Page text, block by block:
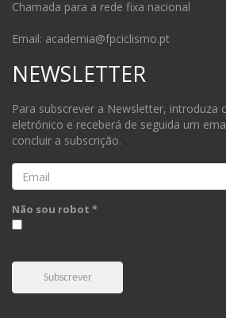
Chamada para a rede fixa nacional
Email: academia@fpciclismo.pt
NEWSLETTER
Para subscrever a Newsletter, introduza
eletrónico e receberá de seguida um
concluir a subscrição.
Email
Não sou robot *
Subscrever